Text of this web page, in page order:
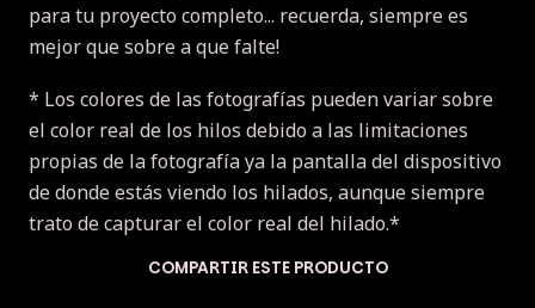
para tu proyecto completo... recuerda, siempre es
mejor que sobre a que falte!
* Los colores de las fotografías pueden variar sobre
el color real de los hilos debido a las limitaciones
propias de la fotografía ya la pantalla del dispositivo
de donde estás viendo los hilados, aunque siempre
trato de capturar el color real del hilado.*
COMPARTIR ESTE PRODUCTO